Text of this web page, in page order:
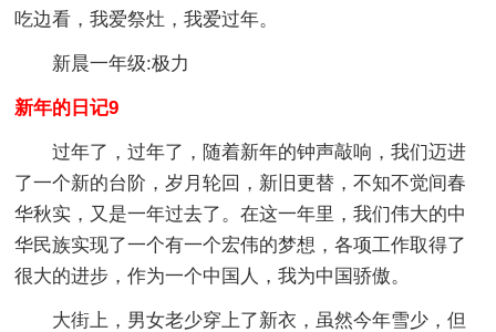
吃边看，我爱祭灶，我爱过年。
新晨一年级:极力
新年的日记9
过年了，过年了，随着新年的钟声敲响，我们迈进
了一个新的台阶，岁月轮回，新旧更替，不知不觉间春
华秋实，又是一年过去了。在这一年里，我们伟大的中
华民族实现了一个有一个宏伟的梦想，各项工作取得了
很大的进步，作为一个中国人，我为中国骄傲。
大街上，男女老少穿上了新衣，虽然今年雪少，但